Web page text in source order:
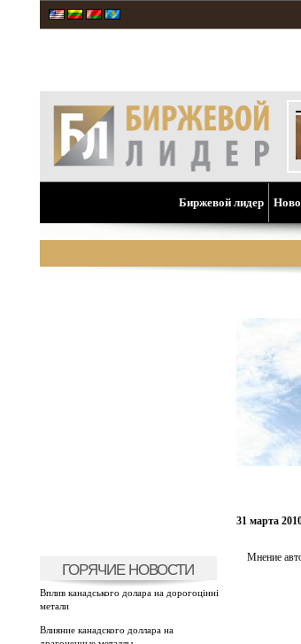
Биржевой лидер
ГОРЯЧИЕ НОВОСТИ
Вплив канадського долара на дорогоцінні
метали
Влияние канадского доллара на
31 марта
Мнение